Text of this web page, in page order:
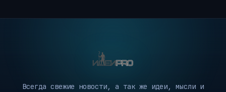
Всегда свежие новости, а так же идеи, мысли и